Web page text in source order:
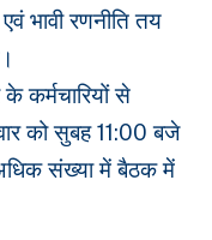
भावी रणनीति तय
कर्मचारियों से
को सुबह 11:00 बजे
संख्या में बैठक में